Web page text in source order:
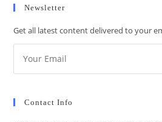
Newsletter
Get all latest content delivered to your
Contact Info